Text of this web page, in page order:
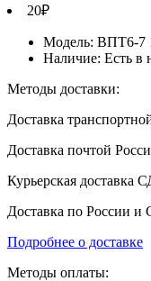
20₽
Модель: ВПТ6-7
Наличие: Есть в
Методы доставки:
Доставка
Доставка почтой
Курьерская
Доставка по России и
Подробнее о доставке
Методы оплаты: